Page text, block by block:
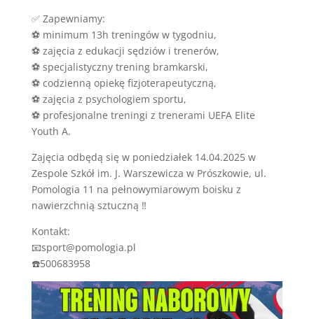
✅ Zapewniamy:
⚽️ minimum 13h treningów w tygodniu,
⚽️ zajęcia z edukacji sędziów i trenerów,
⚽️ specjalistyczny trening bramkarski,
⚽️ codzienną opiekę fizjoterapeutyczną,
⚽️ zajęcia z psychologiem sportu,
⚽️ profesjonalne treningi z trenerami UEFA Elite
Youth A.
Zajęcia odbędą się w poniedziałek 14.04.2025 w
Zespole Szkół im. J. Warszewicza w Prószkowie, ul.
Pomologia 11 na pełnowymiarowym boisku z
nawierzchnią sztuczną ‼
Kontakt:
📧sport@pomologia.pl
☎️500683958